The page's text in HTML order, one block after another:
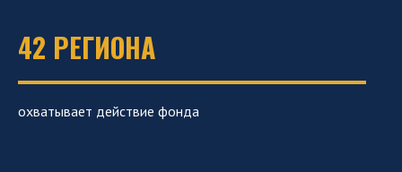
42 РЕГИОНА
охватывает действие фонда